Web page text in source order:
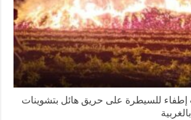
سيارات إطفاء للسيطرة على حريق هائل بتشوينات